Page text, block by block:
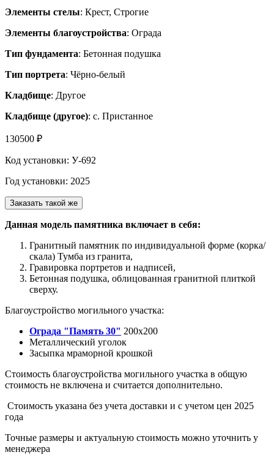
Элементы стелы: Крест, Строгие
Элементы благоустройства: Ограда
Тип фундамента: Бетонная подушка
Тип портрета: Чёрно-белый
Кладбище: Другое
Кладбище (другое): с. Пристанное
130500 ₽
Код установки: У-692
Год установки: 2025
Заказать такой же
Данная модель памятника включает в себя:
Гранитный памятник по индивидуальной форме (корка/
скала) Тумба из гранита,
Гравировка портретов и надписей,
Бетонная подушка, облицованная гранитной плиткой
сверху.
Благоустройство могильного участка:
Ограда "Память 30" 200х200
Металлический уголок
Засыпка мраморной крошкой
Стоимость благоустройства могильного участка в общую
стоимость не включена и считается дополнительно.
Стоимость указана без учета доставки и с учетом цен 2025
года
Точные размеры и актуальную стоимость можно уточнить у
менеджера